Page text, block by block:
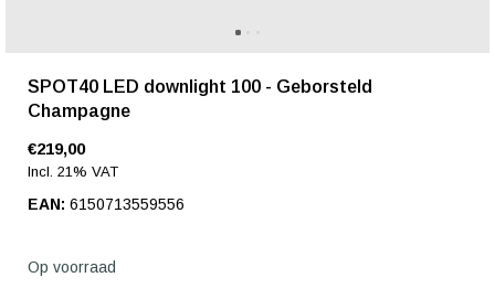
SPOT40 LED downlight 100 - Geborsteld
Champagne
€219,00
Incl. 21% VAT
EAN: 6150713559556
Op voorraad